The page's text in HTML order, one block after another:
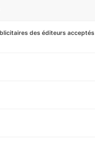
des éditeurs acceptés